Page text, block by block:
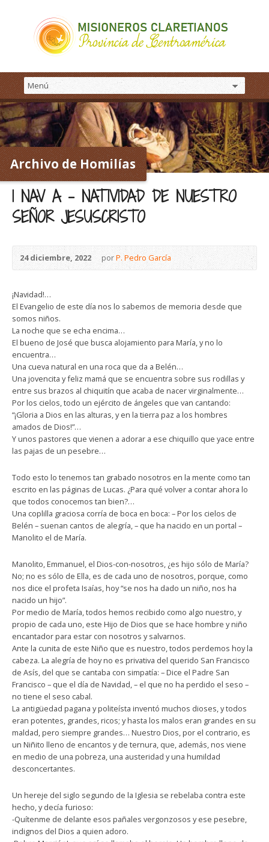
Archivo de Homilías
1 NAV A – NATIVIDAD DE NUESTRO
SEÑOR JESUSCRISTO
24 diciembre, 2022 porP. Pedro García
¡Navidad!…
El Evangelio de este día nos lo sabemos de memoria desde que
somos niños.
La noche que se echa encima…
El bueno de José que busca alojamiento para María, y no lo
encuentra…
Una cueva natural en una roca que da a Belén…
Una jovencita y feliz mamá que se encuentra sobre sus rodillas y
entre sus brazos al chiquitín que acaba de nacer virginalmente…
Por los cielos, todo un ejército de ángeles que van cantando:
“¡Gloria a Dios en las alturas, y en la tierra paz a los hombres
amados de Dios!”…
Y unos pastores que vienen a adorar a ese chiquillo que yace entre
las pajas de un pesebre…
Todo esto lo tenemos tan grabado nosotros en la mente como tan
escrito en las páginas de Lucas. ¿Para qué volver a contar ahora lo
que todos conocemos tan bien?…
Una coplilla graciosa corría de boca en boca: – Por los cielos de
Belén – suenan cantos de alegría, – que ha nacido en un portal –
Manolito el de María.
Manolito, Emmanuel, el Dios-con-nosotros, ¿es hijo sólo de María?
No; no es sólo de Ella, es de cada uno de nosotros, porque, como
nos dice el profeta Isaías, hoy “se nos ha dado un niño, nos ha
nacido un hijo”.
Por medio de María, todos hemos recibido como algo nuestro, y
propio de cada uno, este Hijo de Dios que se hace hombre y niño
encantador para estar con nosotros y salvarnos.
Ante la cunita de este Niño que es nuestro, todos perdemos hoy la
cabeza. La alegría de hoy no es privativa del querido San Francisco
de Asís, del que se cantaba con simpatía: – Dice el Padre San
Francisco – que el día de Navidad, – el que no ha perdido el seso –
no tiene el seso cabal.
La antigüedad pagana y politeísta inventó muchos dioses, y todos
eran potentes, grandes, ricos; y hasta los malos eran grandes en su
maldad, pero siempre grandes… Nuestro Dios, por el contrario, es
un Niñito lleno de encantos y de ternura, que, además, nos viene
en medio de una pobreza, una austeridad y una humildad
desconcertantes.
Un hereje del siglo segundo de la Iglesia se rebelaba contra este
hecho, y decía furioso:
-Quítenme de delante esos pañales vergonzosos y ese pesebre,
indignos del Dios a quien adoro.